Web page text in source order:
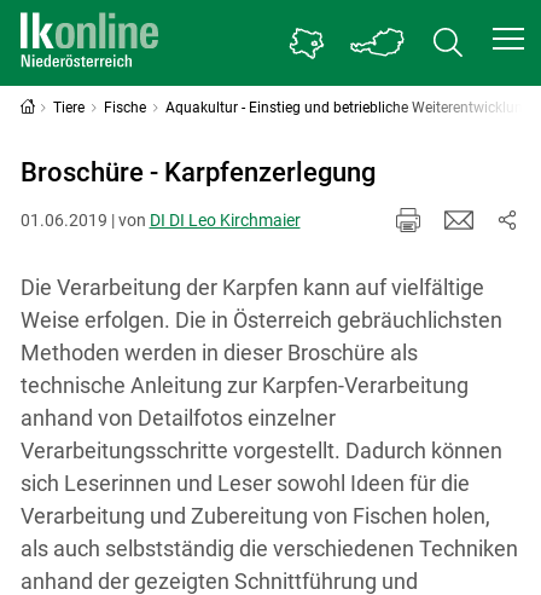
Tiere Fische Aquakultur - Einstieg und betriebliche Weiterentwicklung
Broschüre - Karpfenzerlegung
01.06.2019 | von DI DI Leo Kirchmaier
Die Verarbeitung der Karpfen kann auf vielfältige
Weise erfolgen. Die in Österreich gebräuchlichsten
Methoden werden in dieser Broschüre als
technische Anleitung zur Karpfen-Verarbeitung
anhand von Detailfotos einzelner
Verarbeitungsschritte vorgestellt. Dadurch können
sich Leserinnen und Leser sowohl Ideen für die
Verarbeitung und Zubereitung von Fischen holen,
als auch selbstständig die verschiedenen Techniken
anhand der gezeigten Schnittführung und